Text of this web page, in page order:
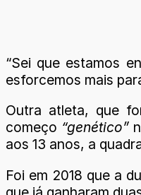
“Sei que estamos
esforcemos mais
Outra atleta, que
começo “genético”
aos 13 anos, a
Foi em 2018 que a